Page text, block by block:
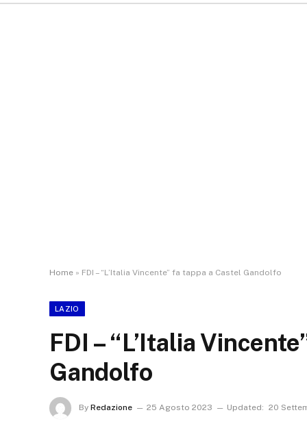
Home » FDI – “L’Italia Vincente” fa tappa a Castel Gandolfo
LAZIO
FDI – “L’Italia
Gandolfo
By Redazione 25 Agosto 2023 Updated: 20